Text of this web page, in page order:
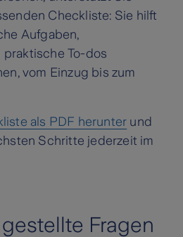
Checkliste: Sie hilft
Aufgaben,
To-dos
vom Einzug bis zum
als PDF herunter und
Schritte jederzeit im
Fragen